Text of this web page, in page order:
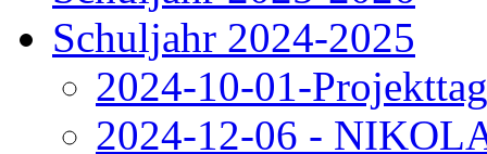
Schuljahr 2024-2025
2024-10-01-
2024-12-06 -